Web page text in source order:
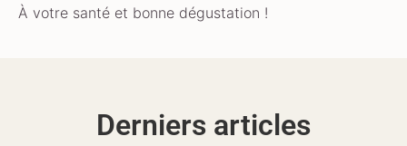
À votre santé et bonne dégustation !
Derniers articles